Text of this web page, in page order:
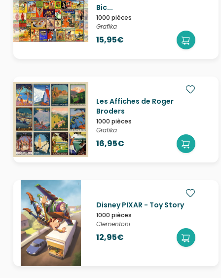
Bic...
1000 pièces
Grafika
15,95€
Les Affiches de Roger
Broders
1000 pièces
Grafika
16,95€
Disney PIXAR - Toy Story
1000 pièces
Clementoni
12,95€